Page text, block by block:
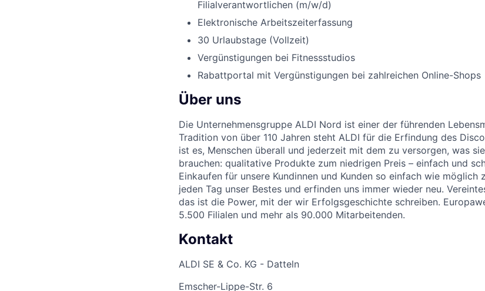
Filialverantwortlichen (m/w/d)
Elektronische Arbeitszeiterfassung
30 Urlaubstage (Vollzeit)
Vergünstigungen bei Fitnessstudios
Rabattportal mit Vergünstigungen bei zahlreichen Online-Shops
Über uns
Die Unternehmensgruppe ALDI Nord ist einer der führenden
Tradition von über 110 Jahren steht ALDI für die Erfindung des
ist es, Menschen überall und jederzeit mit dem zu versorgen, was
brauchen: qualitative Produkte zum niedrigen Preis – einfach und
Einkaufen für unsere Kundinnen und Kunden so einfach wie möglich
jeden Tag unser Bestes und erfinden uns immer wieder neu.
das ist die Power, mit der wir Erfolgsgeschichte schreiben.
5.500 Filialen und mehr als 90.000 Mitarbeitenden.
Kontakt
ALDI SE & Co. KG - Datteln
Emscher-Lippe-Str. 6